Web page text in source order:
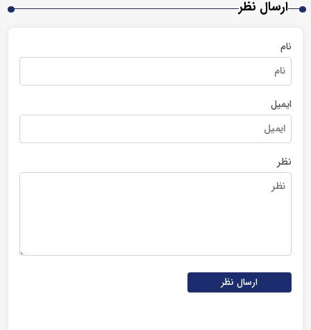
ارسال نظر
نام
ایمیل
نظر
ارسال نظر